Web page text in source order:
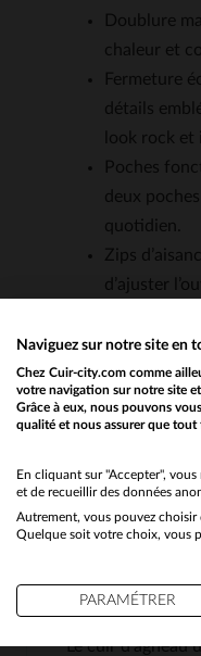
Doublure
chaleur et
Fermeture
détails
look rock et
Poches
deux
quotidien.
Zips
d’ajuster
stylistique
blouson.
Entretien
nécessite
QUESTIONS
Quel est
blouson?
Le cuir d'agneau
Would you like to
Naviguez sur notre site en
Chez Cuir-city.com comme
votre navigation sur notre site
Grâce à eux, nous pouvons
qualité et nous assurer que
En cliquant sur "Accepter",
et de recueillir des données
Autrement, vous pouvez choisir
Quelque soit votre choix, vous
PARAMÉTRER